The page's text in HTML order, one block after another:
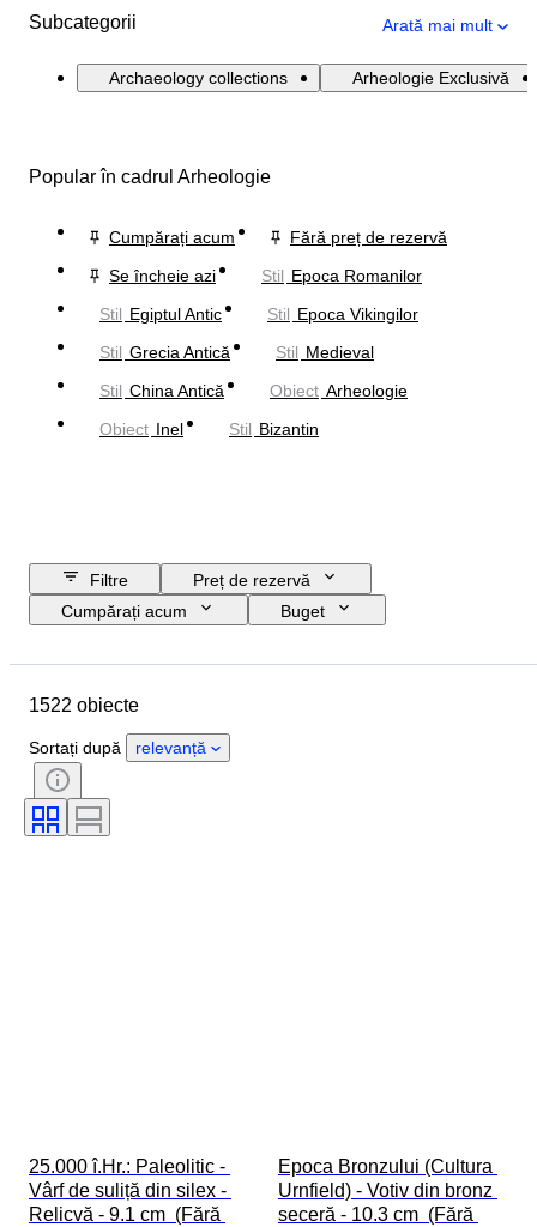
Subcategorii Arată mai mult
Archaeology collections Arheologie Exclusivă
Popular în cadrul Arheologie
Cumpărați acum
Fără preț de rezervă
Se încheie azi
Stil Epoca Romanilor
Stil Egiptul Antic Stil Epoca Vikingilor
Stil Grecia Antică Stil Medieval
Stil China Antică Obiect Arheologie
Obiect Inel Stil Bizantin
Filtre
Preț de rezervă
Cumpărați acum
Buget
Țara de Proveniență
Stare
Piatră
Certificare
Stil
Valută
1522 obiecte
Sortați după relevanță
25.000 î.Hr.: Paleolitic -
Vârf de suliță din silex -
Relicvă - 9.1 cm  (Fără
Epoca Bronzului (Cultura
Urnfield) - Votiv din bronz
seceră - 10.3 cm  (Fără